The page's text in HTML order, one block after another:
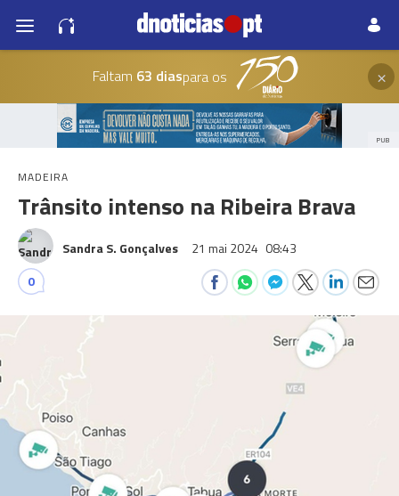
Faltam 63 diaspara os ×
PUB
MADEIRA
Trânsito intenso na Ribeira Brava
Sandra S. Gonçalves 21 mai 2024 08:43
0